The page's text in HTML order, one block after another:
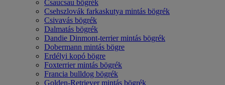
Csaucsau bögrék
Csehszlovák farkaskutya mintás bögrék
Csivavás bögrék
Dalmatás bögrék
Dandie Dinmont-terrier mintás bögrék
Dobermann mintás bögre
Erdélyi kopó bögre
Foxterrier mintás bögrék
Francia bulldog bögrék
Golden-Retriever mintás bögrék